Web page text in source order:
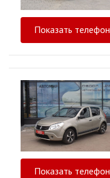
Показать телефон
Показать телефон